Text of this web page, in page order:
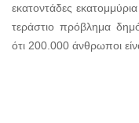
εκατοντάδες
τεράστιο πρόβλημα
ότι 200.000 άνθρωποι